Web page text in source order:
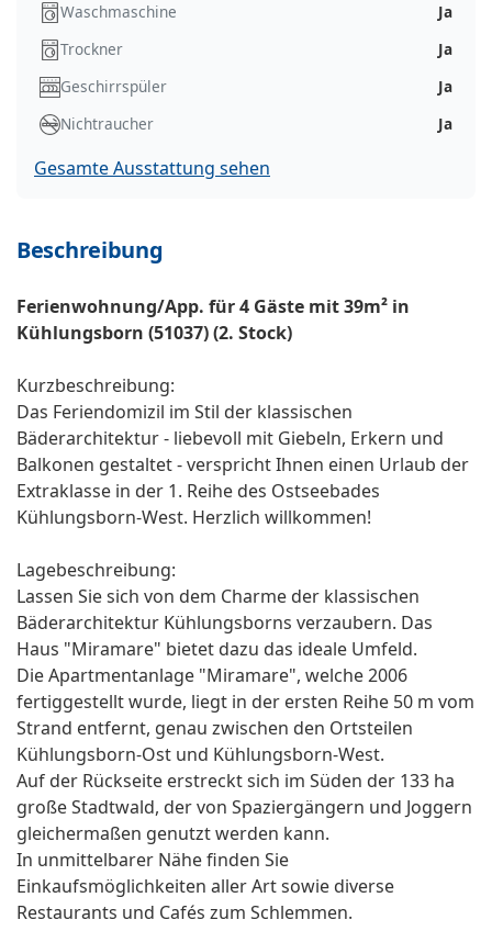
Waschmaschine
Ja
Trockner
Ja
Geschirrspüler
Ja
Nichtraucher
Ja
Gesamte Ausstattung sehen
Beschreibung
Ferienwohnung/App. für 4 Gäste mit 39m² in
Kühlungsborn (51037) (2. Stock)
Kurzbeschreibung:
Das Feriendomizil im Stil der klassischen
Bäderarchitektur - liebevoll mit Giebeln, Erkern und
Balkonen gestaltet - verspricht Ihnen einen Urlaub der
Extraklasse in der 1. Reihe des Ostseebades
Kühlungsborn-West. Herzlich willkommen!
Lagebeschreibung:
Lassen Sie sich von dem Charme der klassischen
Bäderarchitektur Kühlungsborns verzaubern. Das
Haus "Miramare" bietet dazu das ideale Umfeld.
Die Apartmentanlage "Miramare", welche 2006
fertiggestellt wurde, liegt in der ersten Reihe 50 m vom
Strand entfernt, genau zwischen den Ortsteilen
Kühlungsborn-Ost und Kühlungsborn-West.
Auf der Rückseite erstreckt sich im Süden der 133 ha
große Stadtwald, der von Spaziergängern und Joggern
gleichermaßen genutzt werden kann.
In unmittelbarer Nähe finden Sie
Einkaufsmöglichkeiten aller Art sowie diverse
Restaurants und Cafés zum Schlemmen.